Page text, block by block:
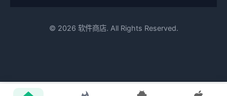
© 2026 软件商店. All Rights Reserved.